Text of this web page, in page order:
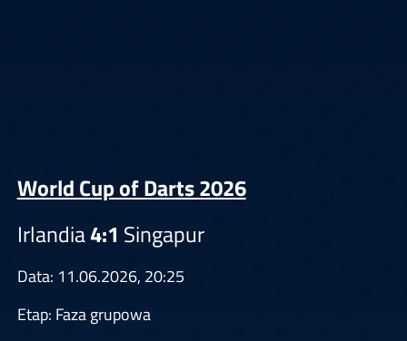
World Cup of Darts 2026
Irlandia4:1 Singapur
Data: 11.06.2026, 20:25
Etap: Faza grupowa